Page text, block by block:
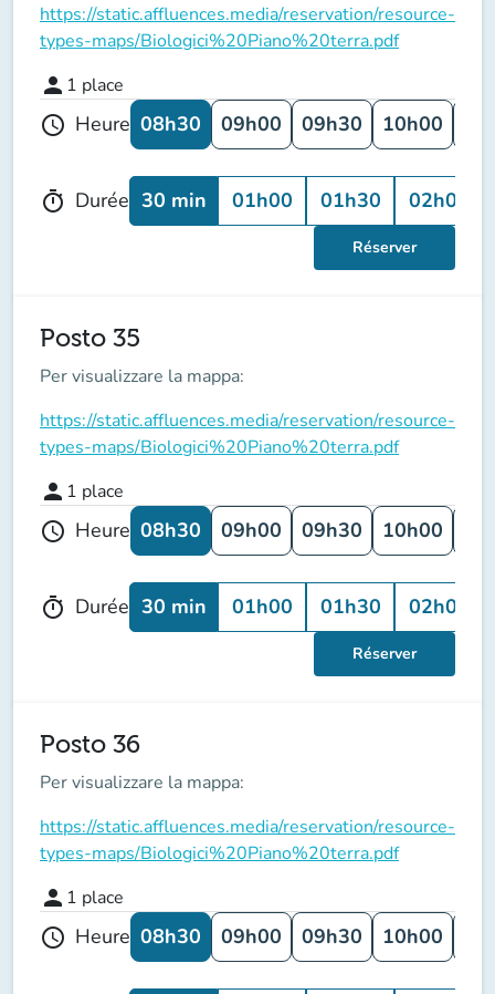
https://static.affluences.media/reservation/resource-
types-maps/Biologici%20Piano%20terra.pdf
person 1 place
schedule Heure 08h30 09h00 09h30 10h00
timer Durée 30 min 01h00 01h30 02h00
Réserver
Posto 35
Per visualizzare la mappa:
https://static.affluences.media/reservation/resource-
types-maps/Biologici%20Piano%20terra.pdf
person 1 place
schedule Heure 08h30 09h00 09h30 10h00
timer Durée 30 min 01h00 01h30 02h00
Réserver
Posto 36
Per visualizzare la mappa:
https://static.affluences.media/reservation/resource-
types-maps/Biologici%20Piano%20terra.pdf
person 1 place
schedule Heure 08h30 09h00 09h30 10h00